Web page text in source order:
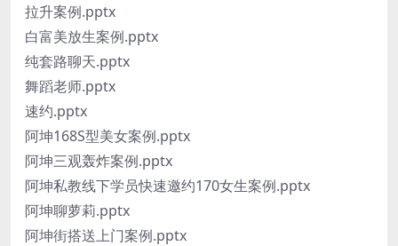
拉升案例.pptx
白富美放生案例.pptx
纯套路聊天.pptx
舞蹈老师.pptx
速约.pptx
阿坤168S型美女案例.pptx
阿坤三观轰炸案例.pptx
阿坤私教线下学员快速邀约170女生案例.pptx
阿坤聊萝莉.pptx
阿坤街搭送上门案例.pptx